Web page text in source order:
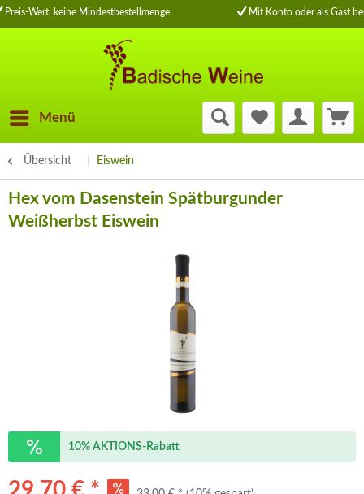
Preis-Wert, keine Mindestbestellmenge Mit Konto oder als Gast
Menü
Übersicht Eiswein
Hex vom Dasenstein Spätburgunder
Weißherbst Eiswein
10% AKTIONS-Rabatt